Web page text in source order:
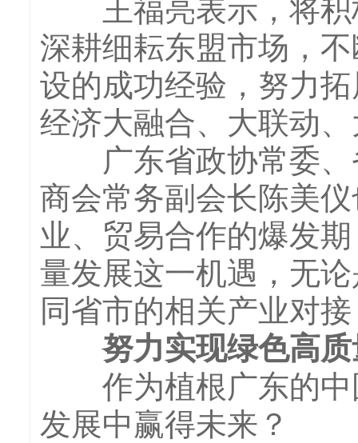
王福亮表示，将积
深耕细耘东盟市场，
设的成功经验，努力
经济大融合、大联动
广东省政协常委、
商会常务副会长陈美
业、贸易合作的爆发
量发展这一机遇，无
同省市的相关产业对
努力实现绿色高质
作为植根广东的中
发展中赢得未来？